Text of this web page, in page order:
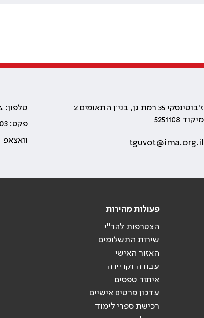
ז'בוטינסקי 35 רמת גן, בניין התאומים 2
מיקוד 5251108
tguvot@ima.org.il
טלפון: 03-6100444
פקס: 03-5753303
וואצאפ
פעולות מהירות
הצטרפות להר"י
שירות התשלומים
האזור האישי
עבודה וקריירה
איתור טפסים
עדכון פרטים אישיים
רכישת ספרי לימוד